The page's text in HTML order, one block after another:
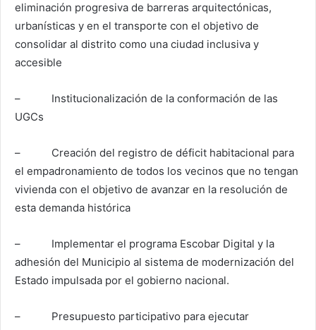
eliminación progresiva de barreras arquitectónicas,
urbanísticas y en el transporte con el objetivo de
consolidar al distrito como una ciudad inclusiva y
accesible
– Institucionalización de la conformación de las
UGCs
– Creación del registro de déficit habitacional para
el empadronamiento de todos los vecinos que no tengan
vivienda con el objetivo de avanzar en la resolución de
esta demanda histórica
– Implementar el programa Escobar Digital y la
adhesión del Municipio al sistema de modernización del
Estado impulsada por el gobierno nacional.
– Presupuesto participativo para ejecutar